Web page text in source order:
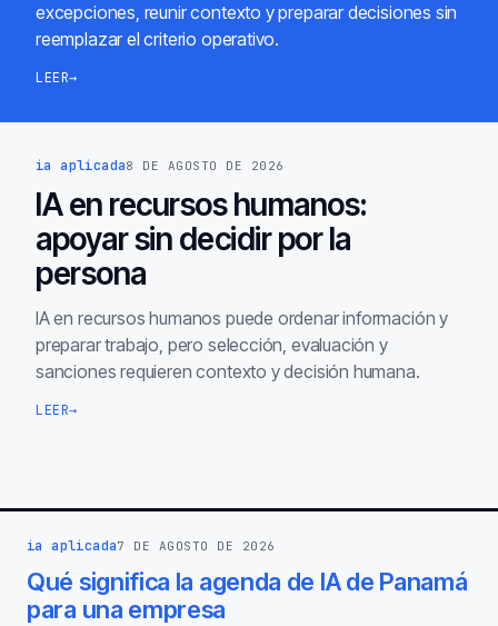
excepciones, reunir contexto y preparar decisiones sin
reemplazar el criterio operativo.
LEER→
ia aplicada8 DE AGOSTO DE 2026
IA en recursos humanos:
apoyar sin decidir por la
persona
IA en recursos humanos puede ordenar información y
preparar trabajo, pero selección, evaluación y
sanciones requieren contexto y decisión humana.
LEER→
ia aplicada7 DE AGOSTO DE 2026
Qué significa la agenda de IA de Panamá
para una empresa